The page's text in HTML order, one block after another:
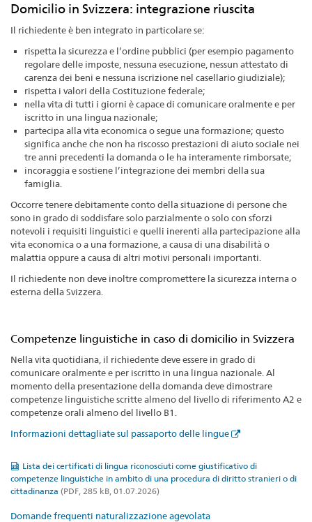
Domicilio in Svizzera: integrazione riuscita
Il richiedente è ben integrato in particolare se:
rispetta la sicurezza e l’ordine pubblici (per esempio pagamento
regolare delle imposte, nessuna esecuzione, nessun attestato di
carenza dei beni e nessuna iscrizione nel casellario giudiziale);
rispetta i valori della Costituzione federale;
nella vita di tutti i giorni è capace di comunicare oralmente e per
iscritto in una lingua nazionale;
partecipa alla vita economica o segue una formazione; questo
significa anche che non ha riscosso prestazioni di aiuto sociale nei
tre anni precedenti la domanda o le ha interamente rimborsate;
incoraggia e sostiene l’integrazione dei membri della sua
famiglia.
Occorre tenere debitamente conto della situazione di persone che
sono in grado di soddisfare solo parzialmente o solo con sforzi
notevoli i requisiti linguistici e quelli inerenti alla partecipazione alla
vita economica o a una formazione, a causa di una disabilità o
malattia oppure a causa di altri motivi personali importanti.
Il richiedente non deve inoltre compromettere la sicurezza interna o
esterna della Svizzera.
Competenze linguistiche in caso di domicilio in Svizzera
Nella vita quotidiana, il richiedente deve essere in grado di
comunicare oralmente e per iscritto in una lingua nazionale. Al
momento della presentazione della domanda deve dimostrare
competenze linguistiche scritte almeno del livello di riferimento A2 e
competenze orali almeno del livello B1.
Informazioni dettagliate sul passaporto delle lingue
Lista dei certificati di lingua riconosciuti come giustificativo di
competenze linguistiche in ambito di una procedura di diritto stranieri o di
cittadinanza (PDF, 285 kB, 01.07.2026)
Domande frequenti naturalizzazione agevolata